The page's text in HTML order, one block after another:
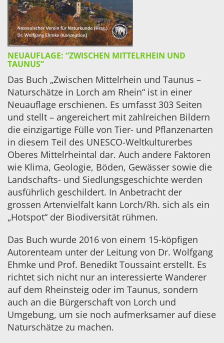
NEUAUFLAGE: “ZWISCHEN MITTELRHEIN UND
TAUNUS”
Das Buch „Zwischen Mittelrhein und Taunus –
Naturschätze in Lorch am Rhein“ ist in einer
Neuauflage erschienen. Es umfasst 303 Seiten
und stellt – angereichert mit zahlreichen Bildern
die einzigartige Fülle von Tier- und Pflanzenarten
in diesem Teil des UNESCO-Weltkulturerbes
Oberes Mittelrheintal dar. Auch andere Faktoren
wie Klima, Geologie, Böden, Gewässer sowie die
Landschafts- und Siedlungsgeschichte werden
ausführlich geschildert. In Anbetracht der
grossen Artenvielfalt kann Lorch/Rh. sich als ein
„Hotspot“ der Biodiversität rühmen.
Das Buch wurde 2016 von einem 15-köpfigen
Autorenteam unter der Leitung von Dr. Wolfgang
Ehmke und Prof. Benedikt Toussaint erstellt. Es
richtet sich nicht nur an interessierte Wanderer
auf dem Rheinsteig oder im Taunus, sondern
auch an die Bürgerschaft von Lorch und
Umgebung, um sie noch aufmerksamer auf diese
Naturschätze zu machen.